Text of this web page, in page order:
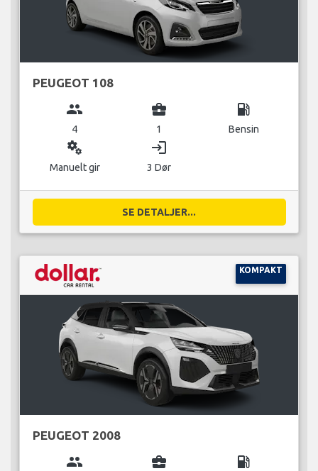
PEUGEOT 108
group
4
business_center
1
local_gas_station
Bensin
miscellaneous_services
Manuelt gir
login
3 Dør
SE DETALJER...
KOMPAKT
PEUGEOT 2008
group business_center local_gas_station